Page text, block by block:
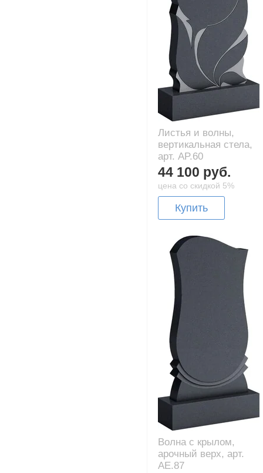
Листья и волны,
вертикальная стела,
арт. AP.60
44 100 руб.
цена со скидкой 5%
Купить
Волна с крылом,
арочный верх, арт.
AE.87